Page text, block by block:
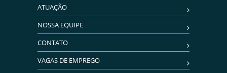
ATUAÇÃO
NOSSA EQUIPE
CONTATO
VAGAS DE EMPREGO